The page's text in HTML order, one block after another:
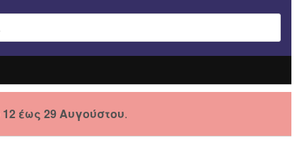
12 έως 29 Αυγούστου.